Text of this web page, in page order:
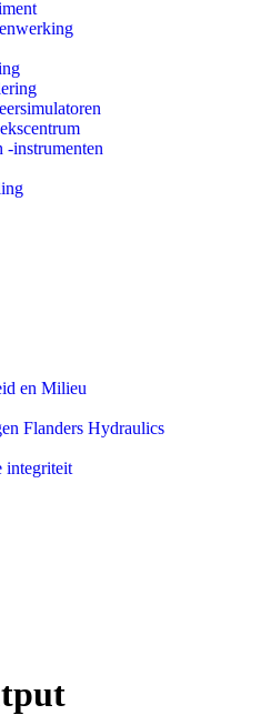
-instrumenten
en Milieu
Flanders Hydraulics
integriteit